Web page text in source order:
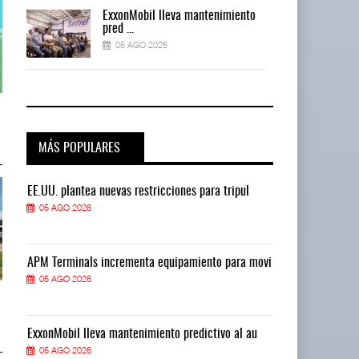
Corredor del Istmo destraba ramal
04 AGO 2026
04 AGO 2026
Corredor del Istmo destraba
04 AGO 2026
ExxonMobil lleva mantenimiento
pred ...
05 AGO 2026
MÁS POPULARES
EE.UU. plantea nuevas restricciones para tripul
05 AGO 2026
APM Terminals incrementa equipamiento para movi
05 AGO 2026
ExxonMobil lleva mantenimiento predictivo al au
05 AGO 2026